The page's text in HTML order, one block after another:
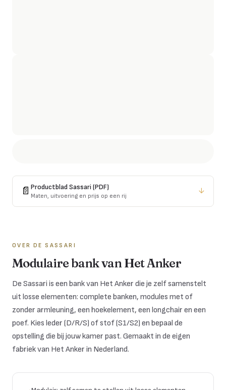
📄 ProductbladSassari(PDF)
Maten, uitvoering en prijs op een rij
↓
OVER DE SASSARI
Modulaire bank van Het Anker
De Sassari is een bank van Het Anker die je zelf samenstelt
uit losse elementen: complete banken, modules met of
zonder armleuning, een hoekelement, een longchair en een
poef. Kies leder (D/R/S) of stof (S1/S2) en bepaal de
opstelling die bij jouw kamer past. Gemaakt in de eigen
fabriek van Het Anker in Nederland.